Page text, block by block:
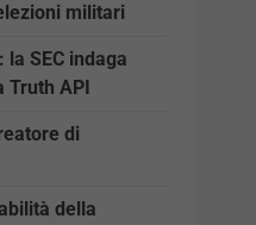
militari
SEC indaga
API
di
della